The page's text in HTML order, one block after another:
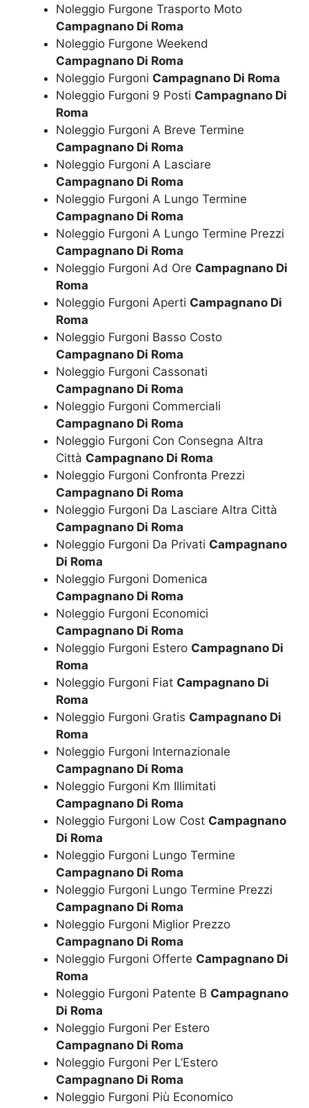
Noleggio Furgone Trasporto Moto
Campagnano Di Roma
Noleggio Furgone Weekend
Campagnano Di Roma
Noleggio Furgoni Campagnano Di Roma
Noleggio Furgoni 9 Posti Campagnano Di
Roma
Noleggio Furgoni A Breve Termine
Campagnano Di Roma
Noleggio Furgoni A Lasciare
Campagnano Di Roma
Noleggio Furgoni A Lungo Termine
Campagnano Di Roma
Noleggio Furgoni A Lungo Termine Prezzi
Campagnano Di Roma
Noleggio Furgoni Ad Ore Campagnano Di
Roma
Noleggio Furgoni Aperti Campagnano Di
Roma
Noleggio Furgoni Basso Costo
Campagnano Di Roma
Noleggio Furgoni Cassonati
Campagnano Di Roma
Noleggio Furgoni Commerciali
Campagnano Di Roma
Noleggio Furgoni Con Consegna Altra
Città Campagnano Di Roma
Noleggio Furgoni Confronta Prezzi
Campagnano Di Roma
Noleggio Furgoni Da Lasciare Altra Città
Campagnano Di Roma
Noleggio Furgoni Da Privati Campagnano
Di Roma
Noleggio Furgoni Domenica
Campagnano Di Roma
Noleggio Furgoni Economici
Campagnano Di Roma
Noleggio Furgoni Estero Campagnano Di
Roma
Noleggio Furgoni Fiat Campagnano Di
Roma
Noleggio Furgoni Gratis Campagnano Di
Roma
Noleggio Furgoni Internazionale
Campagnano Di Roma
Noleggio Furgoni Km Illimitati
Campagnano Di Roma
Noleggio Furgoni Low Cost Campagnano
Di Roma
Noleggio Furgoni Lungo Termine
Campagnano Di Roma
Noleggio Furgoni Lungo Termine Prezzi
Campagnano Di Roma
Noleggio Furgoni Miglior Prezzo
Campagnano Di Roma
Noleggio Furgoni Offerte Campagnano Di
Roma
Noleggio Furgoni Patente B Campagnano
Di Roma
Noleggio Furgoni Per Estero
Campagnano Di Roma
Noleggio Furgoni Per L’Estero
Campagnano Di Roma
Noleggio Furgoni Più Economico